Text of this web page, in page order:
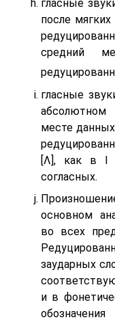
гласные
после
средний
гласные
абсолютном
месте
[Λ], как в I
согласных.
основном
во всех
заударных
и в